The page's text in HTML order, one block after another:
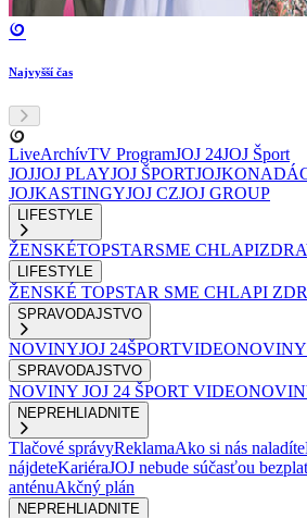
Najvyšší čas
LiveArchívTV ProgramJOJ 24JOJ Šport
JOJJOJ PLAYJOJ ŠPORTJOJKO
JOJKASTINGYJOJ CZJOJ GROUP
LIFESTYLE
ŽENSKÉTOPSTARSME CHLAPI
LIFESTYLE
ŽENSKÉ TOPSTAR SME CHLAPI
SPRAVODAJSTVO
NOVINYJOJ 24ŠPORTVIDEONOVINY
SPRAVODAJSTVO
NOVINY JOJ 24 ŠPORT
NEPREHLIADNITE
Tlačové správyReklamaAko si nás naladíte
nájdeteKariéraJOJ nebude súčasťou
anténuAkčný plán
NEPREHLIADNITE